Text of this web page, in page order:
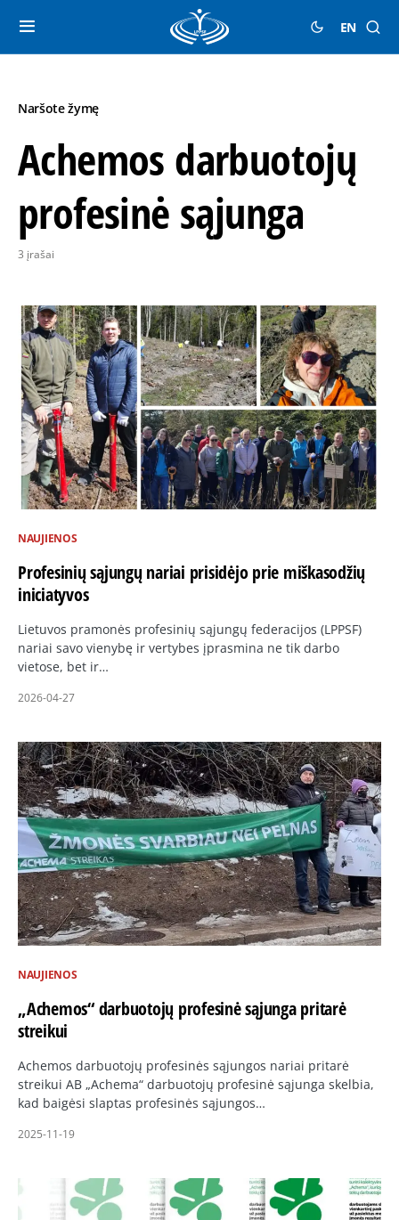
EN
Naršote žymę
Achemos darbuotojų
profesinė sąjunga
3 įrašai
NAUJIENOS
Profesinių sąjungų nariai prisidėjo prie miškasodžių
iniciatyvos
Lietuvos pramonės profesinių sąjungų federacijos (LPPSF)
nariai savo vienybę ir vertybes įprasmina ne tik darbo
vietose, bet ir…
2026-04-27
NAUJIENOS
„Achemos“ darbuotojų profesinė sąjunga pritarė
streikui
Achemos darbuotojų profesinės sąjungos nariai pritarė
streikui AB „Achema“ darbuotojų profesinė sąjunga skelbia,
kad baigėsi slaptas profesinės sąjungos…
2025-11-19